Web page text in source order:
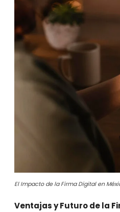
El Impacto de la Firma Digital en
Ventajas y Futuro de la